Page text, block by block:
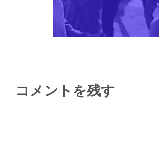
コメントを残す